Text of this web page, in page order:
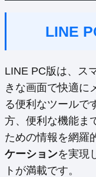
LINE
LINE PC版は、ス
きな画面で快適に
る便利なツールで
方、便利な機能ま
ための情報を網羅
ケーションを実現
トが満載です。